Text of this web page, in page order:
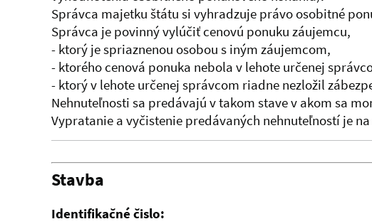
Správca majetku štátu si vyhradzuje právo osobitné
Správca je povinný vylúčiť cenovú ponuku záujemcu,
- ktorý je spriaznenou osobou s iným záujemcom,
- ktorého cenová ponuka nebola v lehote určenej
- ktorý v lehote určenej správcom riadne nezložil
Nehnuteľnosti sa predávajú v takom stave v akom sa
Vypratanie a vyčistenie predávaných nehnuteľností je
Stavba
Identifikačné čislo: